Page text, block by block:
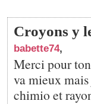
Croyons y
babette74,
Merci pour
va mieux
chimio et